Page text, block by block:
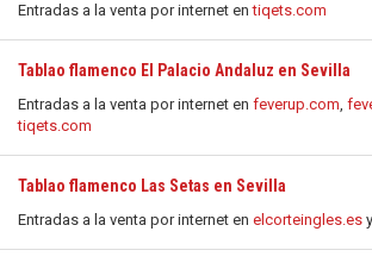
Entradas a la venta por internet entiqets.com
Tablao flamenco El Palacio Andaluz en Sevilla
Entradas a la venta por internet en feverup.com,
tiqets.com
Tablao flamenco Las Setas en Sevilla
Entradas a la venta por internet en elcorteingles.es y